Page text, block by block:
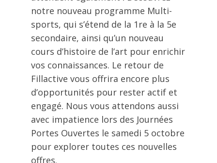
notre nouveau programme Multi-
sports, qui s’étend de la 1re à la 5e
secondaire, ainsi qu’un nouveau
cours d’histoire de l’art pour enrichir
vos connaissances. Le retour de
Fillactive vous offrira encore plus
d’opportunités pour rester actif et
engagé. Nous vous attendons aussi
avec impatience lors des Journées
Portes Ouvertes le samedi 5 octobre
pour explorer toutes ces nouvelles
offres.